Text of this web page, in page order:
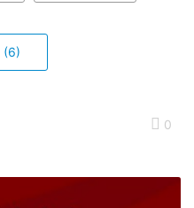
(6)
0